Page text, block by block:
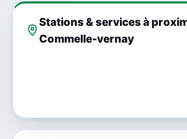
Stations & services à
Commelle-vernay